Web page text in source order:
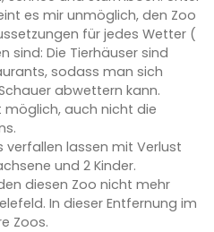
es mir unmöglich, den Zoo
für jedes Wetter (
sind: Die Tierhäuser sind
sodass man sich
abwettern kann.
auch nicht die
verfallen lassen mit Verlust
und 2 Kinder.
diesen Zoo nicht mehr
In dieser Entfernung im
Zoos.